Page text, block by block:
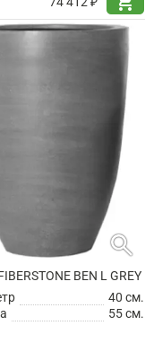
search
BEN L GREY
40 см.
55 см.